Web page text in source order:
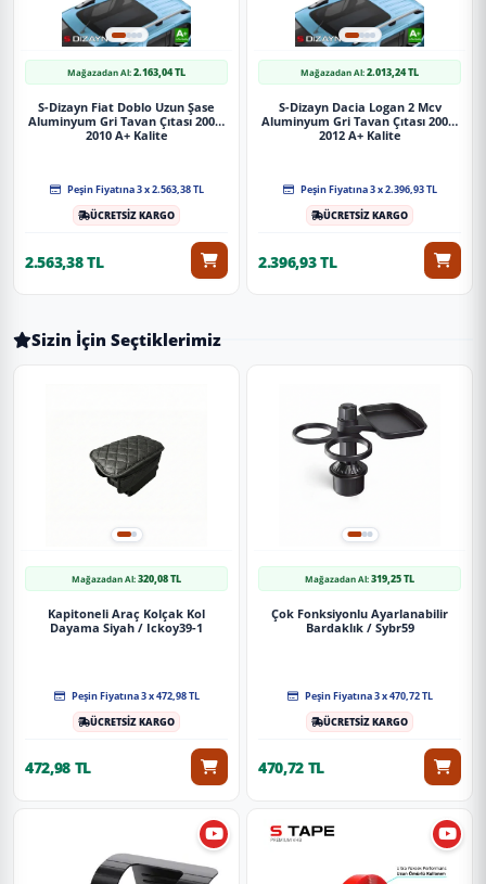
Mağazadan Al:2.163,04 TL
S-Dizayn Fiat Doblo Uzun Şase
Aluminyum Gri Tavan Çıtası 2001-
2010 A+ Kalite
Peşin Fiyatına 3 x 2.563,38 TL
ÜCRETSİZ KARGO
2.563,38 TL
Mağazadan Al:2.013,24 TL
S-Dizayn Dacia Logan 2 Mcv
Aluminyum Gri Tavan Çıtası 2006-
2012 A+ Kalite
Peşin Fiyatına 3 x 2.396,93 TL
ÜCRETSİZ KARGO
2.396,93 TL
Sizin İçin Seçtiklerimiz
Mağazadan Al:320,08 TL
Kapitoneli Araç Kolçak Kol
Dayama Siyah / Ickoy39-1
Peşin Fiyatına 3 x 472,98 TL
ÜCRETSİZ KARGO
472,98 TL
Mağazadan Al:319,25 TL
Çok Fonksiyonlu Ayarlanabilir
Bardaklık / Sybr59
Peşin Fiyatına 3 x 470,72 TL
ÜCRETSİZ KARGO
470,72 TL